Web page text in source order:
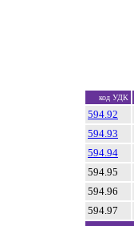
код УДК
594.92
594.93
594.94
594.95
594.96
594.97